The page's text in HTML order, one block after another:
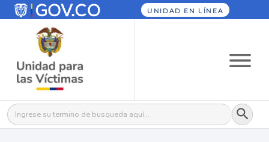
UNIDAD EN LÍNEA
Buscar: Botón